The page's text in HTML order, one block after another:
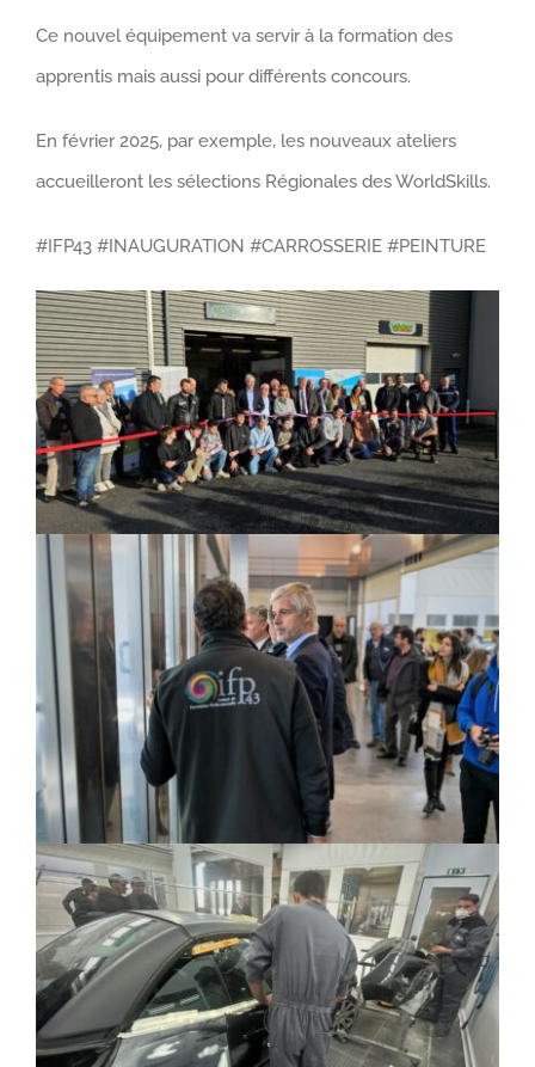
Ce nouvel équipement va servir à la formation des
apprentis mais aussi pour différents concours.
En février 2025, par exemple, les nouveaux ateliers
accueilleront les sélections Régionales des WorldSkills.
#IFP43 #INAUGURATION #CARROSSERIE #PEINTURE